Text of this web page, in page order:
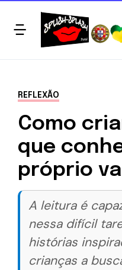
REFLEXÃO
Como
que
próprio
A leitura é
nessa difícil
histórias
crianças a